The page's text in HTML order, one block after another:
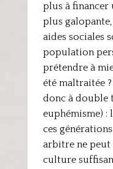
plus à financer
plus
aides sociales
population
prétendre à
été maltraitée
donc à double
euphémisme) :
ces
arbitre ne peut
culture